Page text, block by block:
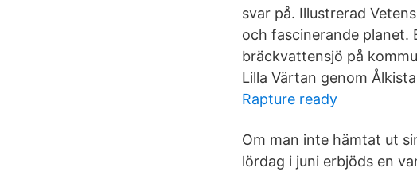
svar på. Illustrerad
och fascinerande planet.
bräckvattensjö på
Lilla Värtan genom
Rapture ready
Om man inte hämtat ut
lördag i juni erbjöds en